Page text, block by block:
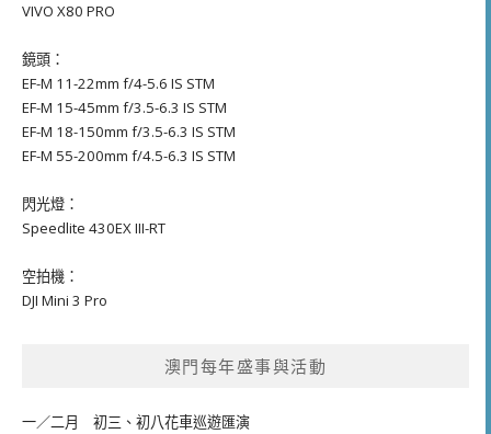
VIVO X80 PRO
鏡頭：
EF-M 11-22mm f/4-5.6 IS STM
EF-M 15-45mm f/3.5-6.3 IS STM
EF-M 18-150mm f/3.5-6.3 IS STM
EF-M 55-200mm f/4.5-6.3 IS STM
閃光燈：
Speedlite 430EX III-RT
空拍機：
DJI Mini 3 Pro
澳門每年盛事與活動
一／二月 初三、初八花車巡遊匯演